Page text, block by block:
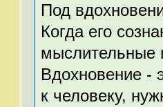
Под
Когда его
мыслительные
Вдохновение -
к человеку,